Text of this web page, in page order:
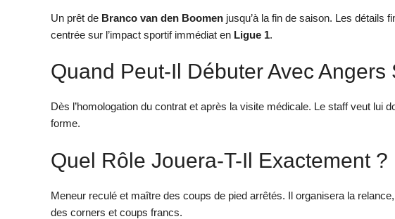
Un prêt de Branco van den Boomen jusqu’à la fin de saison. Les détails
centrée sur l’impact sportif immédiat en Ligue 1.
Quand Peut-Il Débuter Avec Angers
Dès l’homologation du contrat et après la visite médicale. Le staff veut lui
forme.
Quel Rôle Jouera-T-Il Exactement ?
Meneur reculé et maître des coups de pied arrêtés. Il organisera la
des corners et coups francs.